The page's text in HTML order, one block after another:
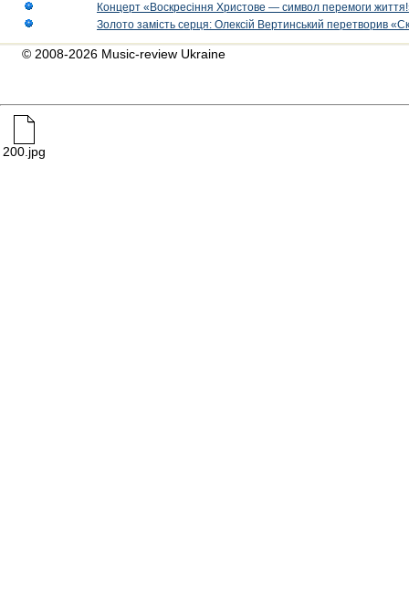
Концерт «Воскресіння Христове — символ перемоги
Золото замість серця: Олексій Вертинський перетворив
© 2008-2026 Music-review Ukraine
200.jpg